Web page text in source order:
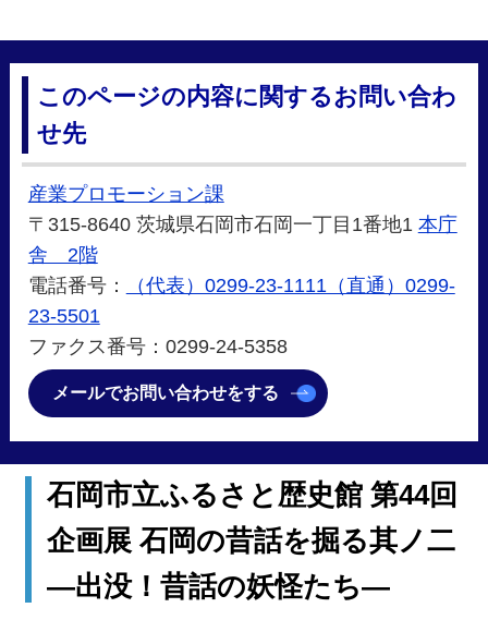
このページの内容に関するお問い合わ
せ先
産業プロモーション課
〒315-8640 茨城県石岡市石岡一丁目1番地1 本庁
舎 2階
電話番号：
（代表）0299-23-1111（直通）0299-
23-5501
ファクス番号：0299-24-5358
メールでお問い合わせをする
石岡市立ふるさと歴史館 第44回
企画展 石岡の昔話を掘る其ノ二
―出没！昔話の妖怪たち―